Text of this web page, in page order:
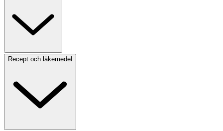
Recept och läkemedel